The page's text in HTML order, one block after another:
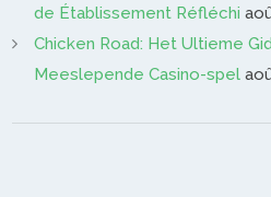
de Établissement Réfléchi
Chicken Road: Het Ultieme
Meeslepende Casino-spel